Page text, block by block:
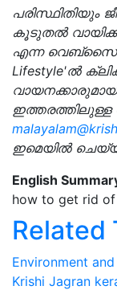
പരിസ്ഥിതിയും
കൂടുതൽ
എന്ന വെബ്‌
Lifestyle'ൽ
ഇത്തരത്തിലുള്ള
ഇമെയിൽ
English
how to get rid of
Related
Environment
Krishi Jagran